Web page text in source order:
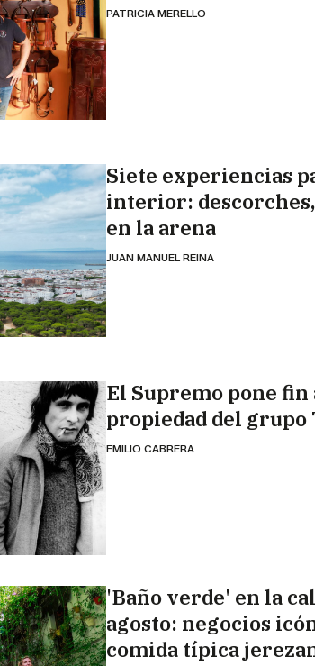
PATRICIA MERELLO
Siete experiencias
interior:
en la arena
JUAN MANUEL REINA
El Supremo pone
propiedad del grupo
EMILIO CABRERA
'Baño verde' en la
agosto: negocios
comida típica